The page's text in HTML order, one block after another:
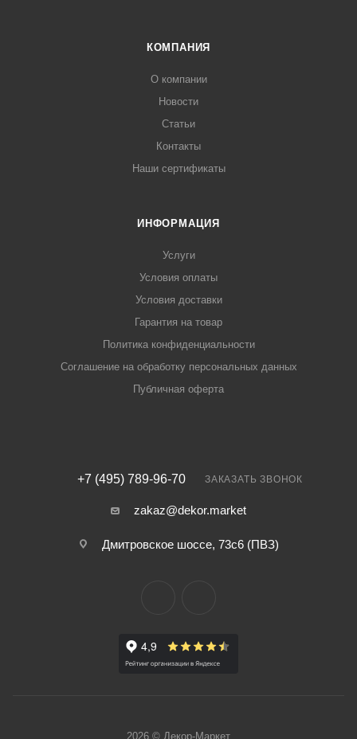
КОМПАНИЯ
О компании
Новости
Статьи
Контакты
Наши сертификаты
ИНФОРМАЦИЯ
Услуги
Условия оплаты
Условия доставки
Гарантия на товар
Политика конфиденциальности
Соглашение на обработку персональных данных
Публичная оферта
+7 (495) 789-96-70 ЗАКАЗАТЬ ЗВОНОК
zakaz@dekor.market
Дмитровское шоссе, 73с6 (ПВЗ)
2026 © Декор-Маркет